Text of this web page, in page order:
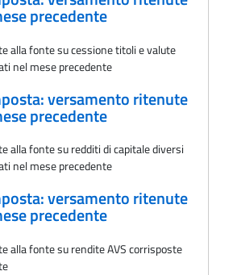
precedente
alla fonte su cessione titoli e valute
nel mese precedente
versamento ritenute
precedente
alla fonte su redditi di capitale diversi
nel mese precedente
versamento ritenute
precedente
alla fonte su rendite AVS corrisposte